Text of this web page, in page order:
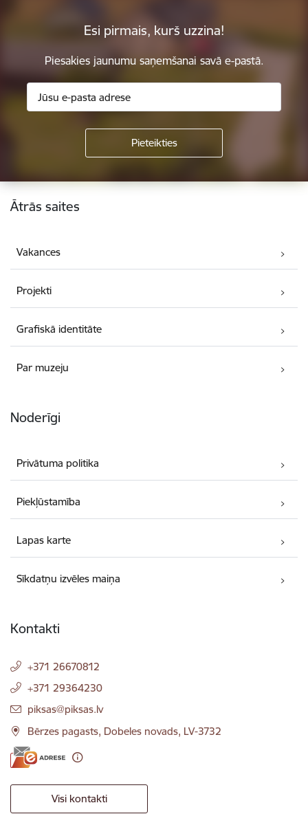
Esi pirmais, kurš uzzina!
Piesakies jaunumu saņemšanai savā e-pastā.
Kājene
Ātrās saites
Vakances
Projekti
Grafiskā identitāte
Par muzeju
Noderīgi
Privātuma politika
Piekļūstamība
Lapas karte
Sīkdatņu izvēles maiņa
Kontakti
+371 26670812
+371 29364230
E-pasts:
piksas@piksas.lv
Bērzes pagasts, Dobeles novads, LV-3732
Visi kontakti